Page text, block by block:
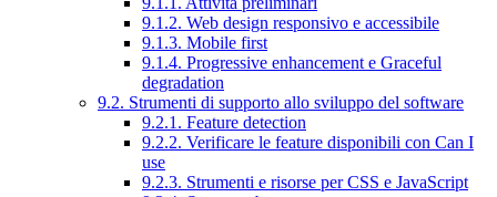
9.1.2. Web design responsivo e accessibile
9.1.3. Mobile first
9.1.4. Progressive enhancement e Graceful
degradation
9.2. Strumenti di supporto allo sviluppo del software
9.2.1. Feature detection
9.2.2. Verificare le feature disponibili con Can I
use
9.2.3. Strumenti e risorse per CSS e JavaScript